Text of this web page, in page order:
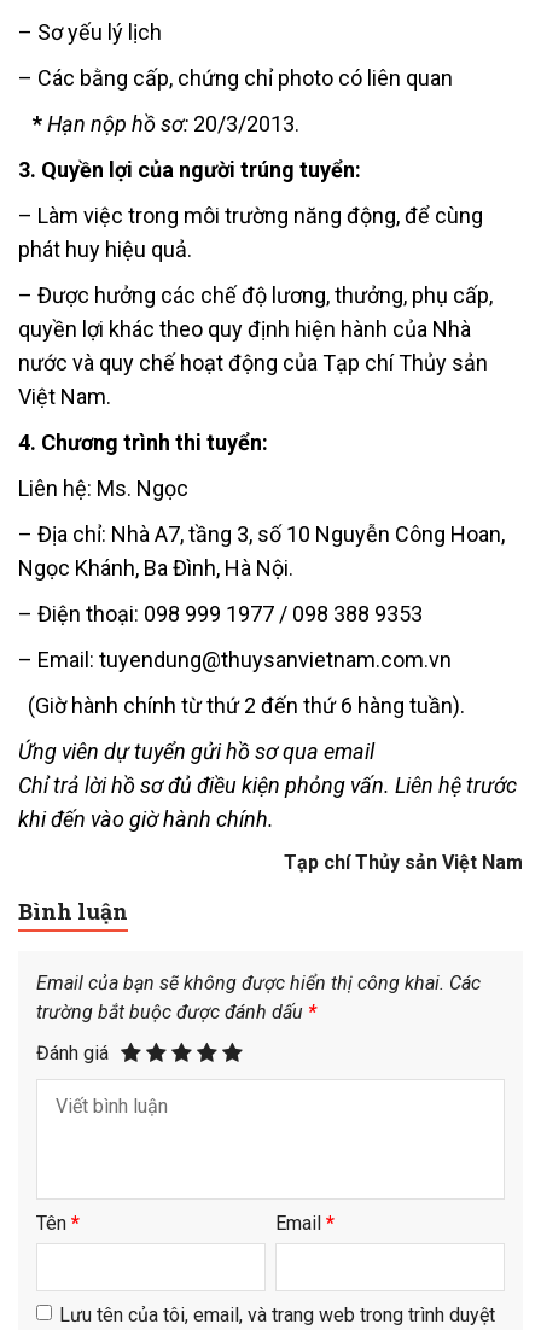
– Sơ yếu lý lịch
– Các bằng cấp, chứng chỉ photo có liên quan
*Hạn nộp hồ sơ: 20/3/2013.
3. Quyền lợi của người trúng tuyển:
– Làm việc trong môi trường năng động, để cùng
phát huy hiệu quả.
– Được hưởng các chế độ lương, thưởng, phụ cấp,
quyền lợi khác theo quy định hiện hành của Nhà
nước và quy chế hoạt động của Tạp chí Thủy sản
Việt Nam.
4. Chương trình thi tuyển:
Liên hệ: Ms. Ngọc
– Địa chỉ: Nhà A7, tầng 3, số 10 Nguyễn Công Hoan,
Ngọc Khánh, Ba Đình, Hà Nội.
– Điện thoại: 098 999 1977 / 098 388 9353
– Email: tuyendung@thuysanvietnam.com.vn
(Giờ hành chính từ thứ 2 đến thứ 6 hàng tuần).
Ứng viên dự tuyển gửi hồ sơ qua email
Chỉ trả lời hồ sơ đủ điều kiện phỏng vấn. Liên hệ trước
khi đến vào giờ hành chính.
Tạp chí Thủy sản Việt Nam
Bình luận
Email của bạn sẽ không được hiển thị công khai. Các
trường bắt buộc được đánh dấu *
Đánh giá
Tên * Email *
Lưu tên của tôi, email, và trang web trong trình duyệt